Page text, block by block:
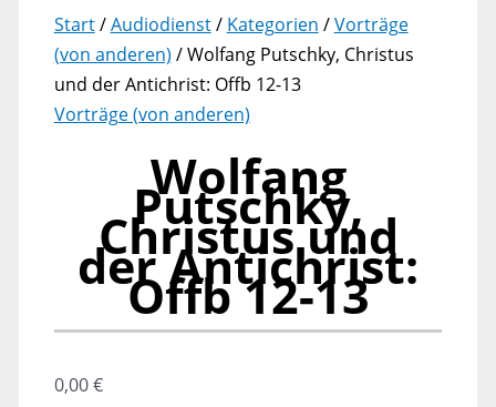
Start/Audiodienst/ Kategorien /Vorträge
(von anderen) / Wolfang Putschky, Christus
und der Antichrist: Offb 12-13
Vorträge (von anderen)
Wolfang
Putschky,
Christus und
der Antichrist:
Offb 12-13
0,00€